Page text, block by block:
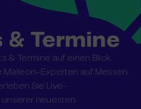
& Termine
& Termine auf einen Blick.
Maileon-Experten auf Messen
Sie Live-
neuesten